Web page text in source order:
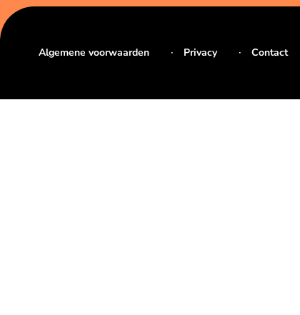
Algemene voorwaarden Privacy Contact